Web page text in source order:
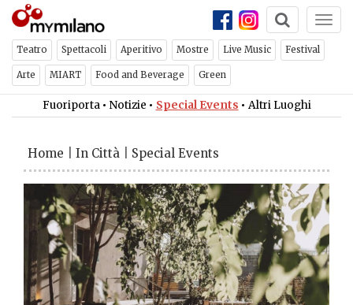
Teatro Spettacoli Aperitivo Mostre Live Music Festival
Arte MIART Food and Beverage Green
Fuoriporta • Notizie • Special Events • Altri Luoghi
Home In Città Special Events
×
NEWSLETTER
Iscriviti per ricevere ogni
eventi di Milano
ISCRIVITI
CHIUDI